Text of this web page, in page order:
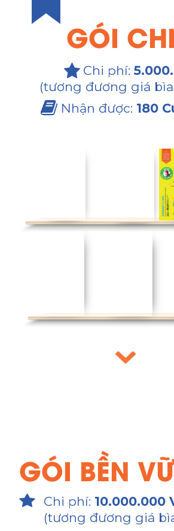
GÓI
Chi phí:
(tương đương giá
Nhận được: 180
GÓI BỀN
Chi phí: 10.000.000
(tương đương giá